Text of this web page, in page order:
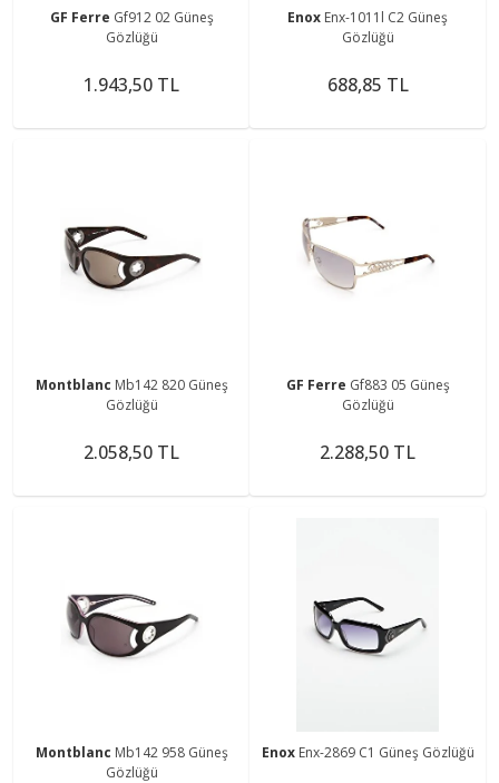
GF Ferre Gf912 02 Güneş
Gözlüğü
1.943,50 TL
Enox Enx-1011l C2 Güneş
Gözlüğü
688,85 TL
Montblanc Mb142 820 Güneş
Gözlüğü
2.058,50 TL
GF Ferre Gf883 05 Güneş
Gözlüğü
2.288,50 TL
Montblanc Mb142 958 Güneş
Gözlüğü
Enox Enx-2869 C1 Güneş Gözlüğü